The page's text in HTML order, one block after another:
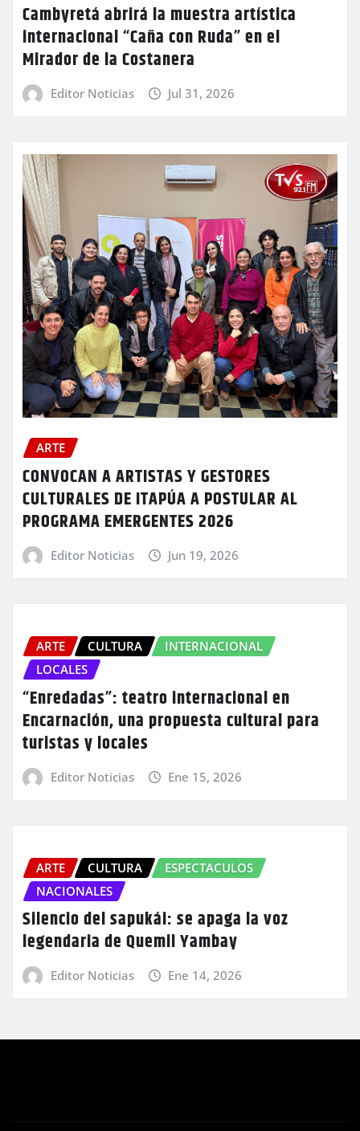
Cambyretá abrirá la muestra artística
internacional “Caña con Ruda” en el
Mirador de la Costanera
Editor Noticias Jul 31, 2026
ARTE
CONVOCAN A ARTISTAS Y GESTORES
CULTURALES DE ITAPÚA A POSTULAR AL
PROGRAMA EMERGENTES 2026
Editor Noticias Jun 19, 2026
ARTE CULTURA
INTERNACIONAL
LOCALES
“Enredadas”: teatro internacional en
Encarnación, una propuesta cultural para
turistas y locales
Editor Noticias Ene 15, 2026
ARTE CULTURA
ESPECTACULOS
NACIONALES
Silencio del sapukái: se apaga la voz
legendaria de Quemil Yambay
Editor Noticias Ene 14, 2026